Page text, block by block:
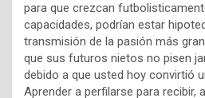
para que crezcan
capacidades, podrían estar
transmisión de la pasión más
que sus futuros nietos no pisen
debido a que usted hoy convirtió
Aprender a perfilarse para recibir,